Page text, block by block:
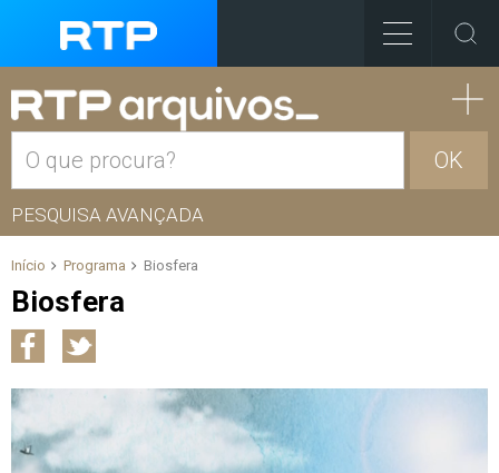
OK
PESQUISA AVANÇADA
Início Programa Biosfera
Biosfera